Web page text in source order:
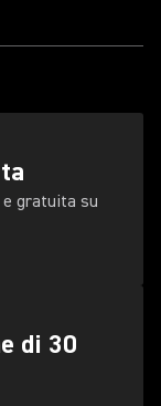
gratuita su
di 30